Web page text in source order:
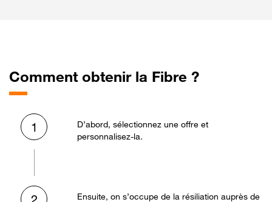
Comment obtenir la Fibre ?
1
D’abord, sélectionnez une offre et
personnalisez-la.
Ensuite, on s’occupe de la résiliation auprès de